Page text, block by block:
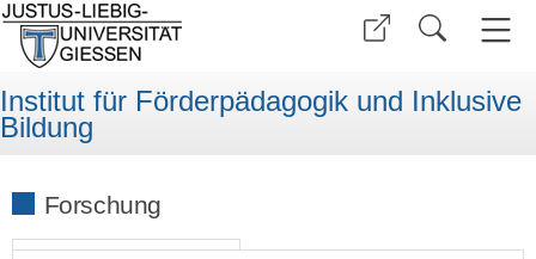
Institut für Förderpädagogik und Inklusive
Bildung
Forschung